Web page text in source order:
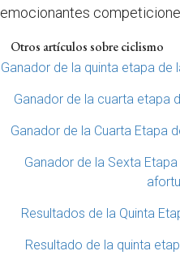
emocionantes
Otros artículos sobre ciclismo
Ganador de la quinta etapa de
Ganador de la cuarta etapa
Ganador de la Cuarta Etapa
Ganador de la Sexta
Resultados de la Quinta
Resultado de la quinta